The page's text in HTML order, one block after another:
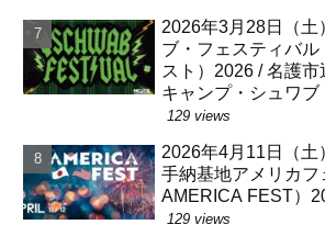
2026年3月28日（土
ブ・フェスティバル
スト）2026 / 名護
キャンプ・シュワブ
129 views
2026年4月11日（土
手納基地アメリカ
AMERICA FEST）
129 views